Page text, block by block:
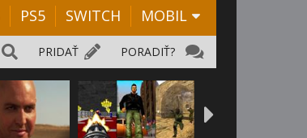
PS5 SWITCH MOBIL
PORADIŤ?
PRIDAŤ